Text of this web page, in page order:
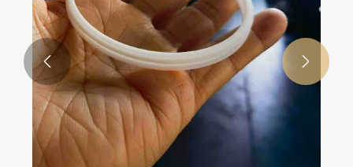
 